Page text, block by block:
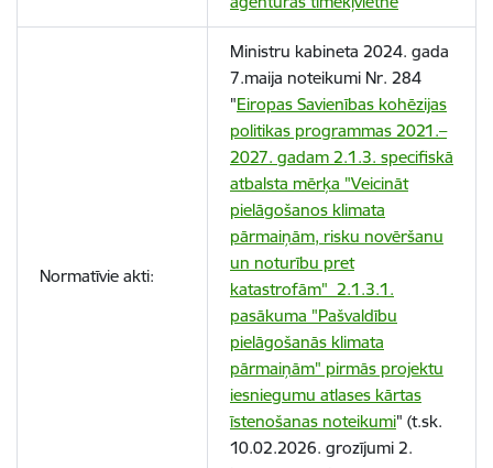
Normatīvie akti:
Ministru kabineta 2024. gada
7.maija noteikumi Nr. 284
"Eiropas Savienības kohēzijas
politikas programmas 2021.–
2027. gadam 2.1.3. specifiskā
atbalsta mērķa "Veicināt
pielāgošanos klimata
pārmaiņām, risku novēršanu
un noturību pret
katastrofām" 2.1.3.1.
pasākuma "Pašvaldību
pielāgošanās klimata
pārmaiņām" pirmās projektu
iesniegumu atlases kārtas
īstenošanas noteikumi" (t.sk.
10.02.2026. grozījumi 2.